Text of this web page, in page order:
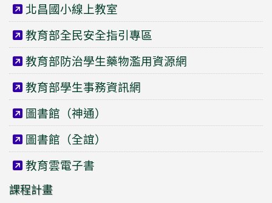
北昌國小線上教室
教育部全民安全指引專區
教育部防治學生藥物濫用資源網
教育部學生事務資訊網
圖書館（神通）
圖書館（全誼）
教育雲電子書
課程計畫